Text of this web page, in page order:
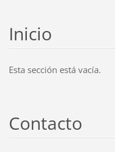
Inicio
Esta sección está vacía.
Contacto